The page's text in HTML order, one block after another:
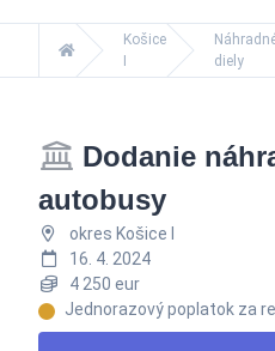
Košice
diely
Dodanie
autobusy
okres Košice I
16. 4. 2024
4 250 eur
Jednorazový poplatok za